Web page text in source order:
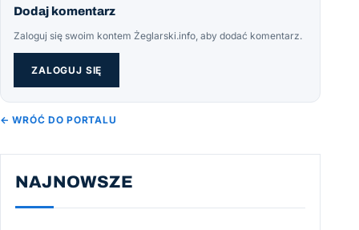
Dodaj komentarz
Zaloguj się swoim kontem Żeglarski.info, aby dodać komentarz.
ZALOGUJ SIĘ
← WRÓĆ DO PORTALU
NAJNOWSZE